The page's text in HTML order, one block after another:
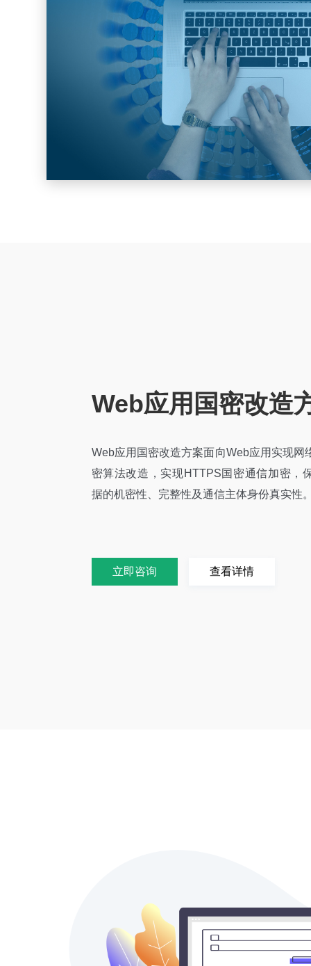
Web应用国密改造
Web应用国密改造方案面向Web应用实现网
密算法改造，实现HTTPS国密通信加密，
据的机密性、完整性及通信主体身份真实性
立即咨询 查看详情